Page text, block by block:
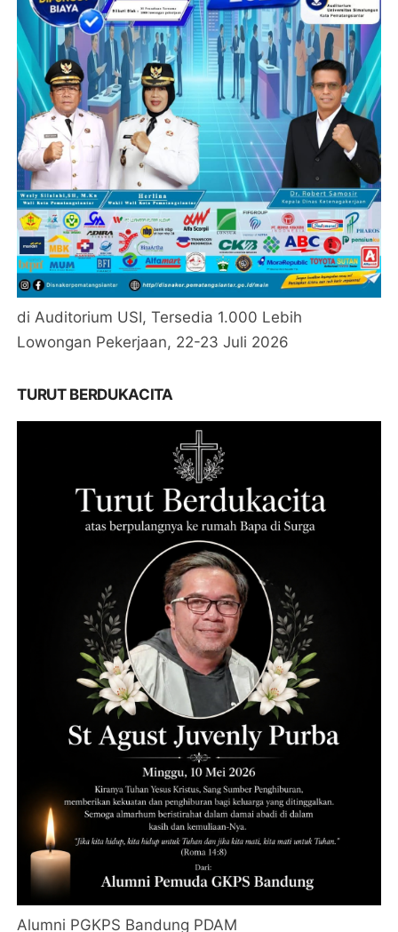
di Auditorium USI, Tersedia 1.000 Lebih
Lowongan Pekerjaan, 22-23 Juli 2026
TURUT BERDUKACITA
Alumni PGKPS Bandung PDAM